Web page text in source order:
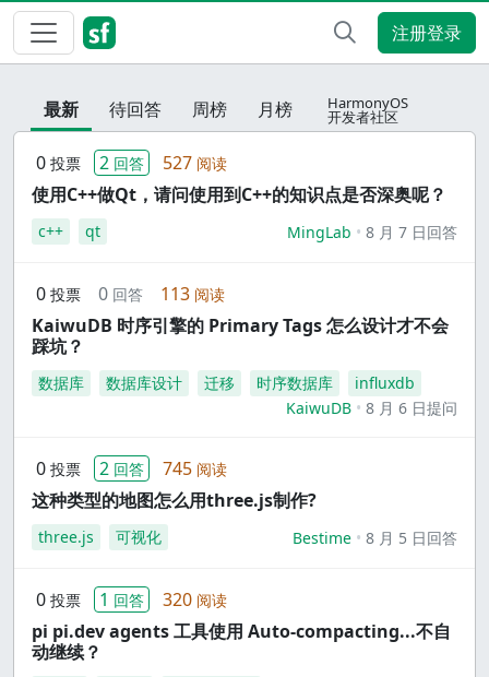
注册登录
最新 待回答 周榜 月榜 HarmonyOS
开发者社区
0 投票 2 回答 527 阅读
使用C++做Qt，请问使用到C++的知识点是否深奥呢？
c++ qt MingLab 8 月 7 日回答
0 投票 0 回答 113 阅读
KaiwuDB 时序引擎的 Primary Tags 怎么设计才不会
踩坑？
数据库 数据库设计 迁移 时序数据库
influxdb
KaiwuDB
8 月 6 日提问
0 投票 2 回答 745 阅读
这种类型的地图怎么用three.js制作?
three.js 可视化 Bestime 8 月 5 日回答
0 投票 1 回答 320 阅读
pi pi.dev agents 工具使用 Auto-compacting...不自
动继续？